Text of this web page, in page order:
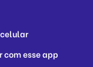
com esse app